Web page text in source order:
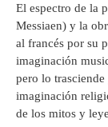
El espectro de la
Messiaen) y la
al francés por su
imaginación
pero lo
imaginación
de los mitos y